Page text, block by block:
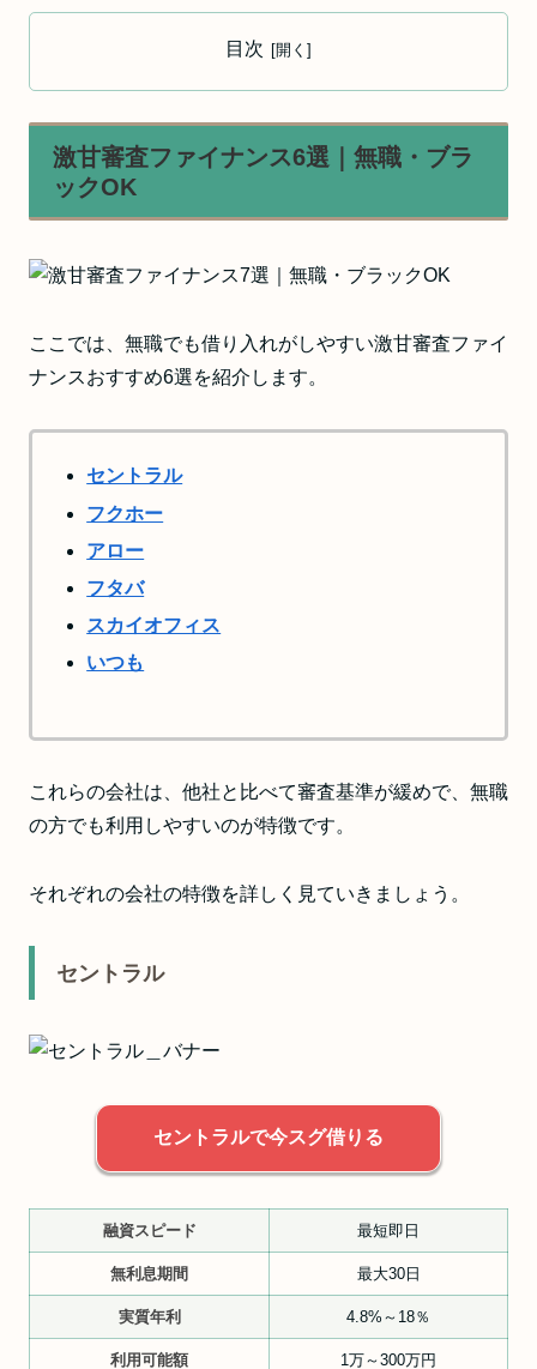
目次
激甘審査ファイナンス6選｜無職・ブラ
ックOK
ここでは、無職でも借り入れがしやすい激甘審査ファイ
ナンスおすすめ6選を紹介します。
セントラル
フクホー
アロー
フタバ
スカイオフィス
いつも
これらの会社は、他社と比べて審査基準が緩めで、無職
の方でも利用しやすいのが特徴です。
それぞれの会社の特徴を詳しく見ていきましょう。
セントラル
セントラルで今スグ借りる
融資スピード 最短即日
無利息期間 最大30日
実質年利 4.8%～18％
利用可能額 1万～300万円